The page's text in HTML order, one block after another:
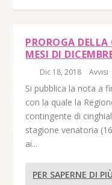
PROROGA
MESI DI
Dic 18, 2018 |Avvisi
Si pubblica la nota a
con la quale la
contingente di
stagione venatoria
ai...
PER SAPERNE DI PIÙ